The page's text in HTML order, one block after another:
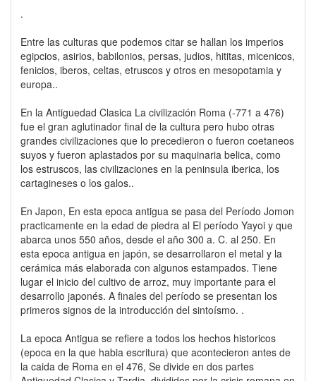
.
Entre las culturas que podemos citar se hallan los imperios
egipcios, asirios, babilonios, persas, judios, hititas, micenicos,
fenicios, iberos, celtas, etruscos y otros en mesopotamia y
europa..
En la Antiguedad Clasica La civilización Roma (-771 a 476)
fue el gran aglutinador final de la cultura pero hubo otras
grandes civilizaciones que lo precedieron o fueron coetaneos
suyos y fueron aplastados por su maquinaria belica, como
los estruscos, las civilizaciones en la peninsula iberica, los
cartagineses o los galos..
En Japon, En esta epoca antigua se pasa del Período Jomon
practicamente en la edad de piedra al El período Yayoi y que
abarca unos 550 años, desde el año 300 a. C. al 250. En
esta epoca antigua en japón, se desarrollaron el metal y la
cerámica más elaborada con algunos estampados. Tiene
lugar el inicio del cultivo de arroz, muy importante para el
desarrollo japonés. A finales del período se presentan los
primeros signos de la introducción del sintoísmo. .
La epoca Antigua se refiere a todos los hechos historicos
(epoca en la que habia escritura) que acontecieron antes de
la caida de Roma en el 476, Se divide en dos partes